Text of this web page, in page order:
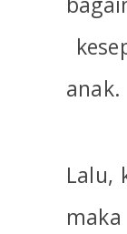
anak.
Lalu,